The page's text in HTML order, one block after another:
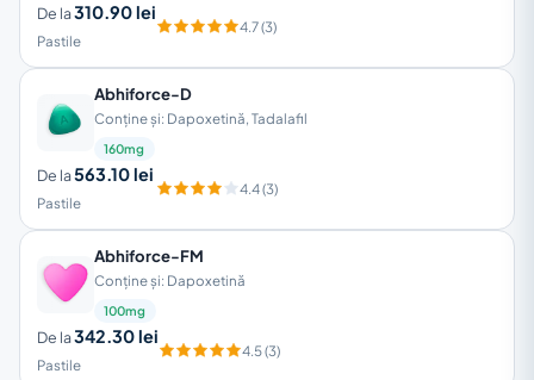
Abhiforce-FM
Conține și: Dapoxetină
100mg
De la342.30 lei
Pastile
4.5 (3)
Abhiforce-D
Conține și: Dapoxetină, Tadalafil
160mg
De la563.10 lei
Pastile
4.4 (3)
De la310.90 lei
Pastile
4.7 (3)